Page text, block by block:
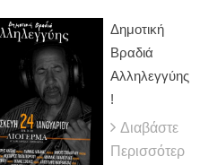
Δημοτική
Βραδιά
Αλληλεγγύης
!
Διαβάστε
Περισσότερ